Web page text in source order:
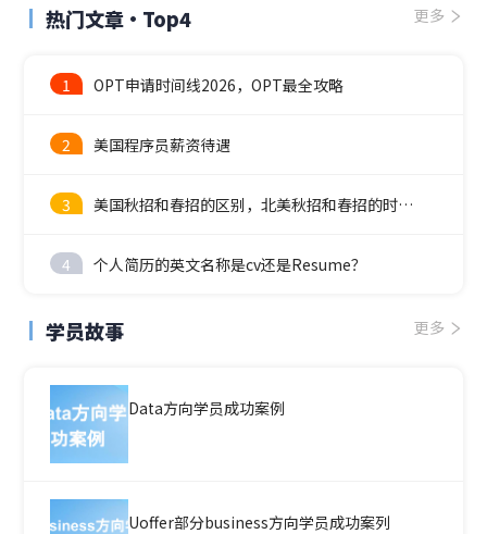
热门文章·Top4 更多
1 OPT申请时间线2026，OPT最全攻略
2 美国程序员薪资待遇
3 美国秋招和春招的区别，北美秋招和春招的时间线
4 个人简历的英文名称是cv还是Resume？
学员故事 更多
Data方向学员成功案例
Uoffer部分business方向学员成功案列